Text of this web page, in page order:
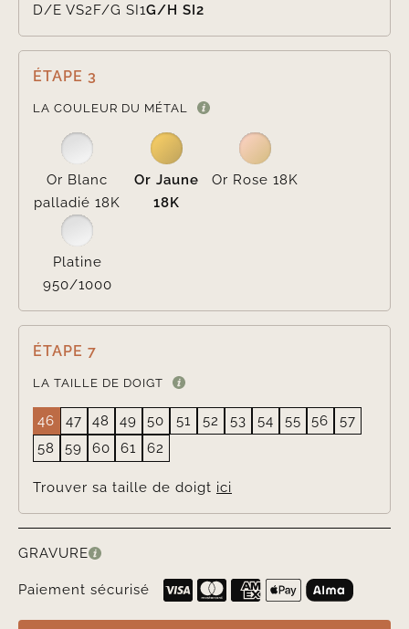
D/E VS2 F/G SI1G/H SI2
ÉTAPE 3
LA COULEUR DU MÉTAL
Or Blanc
palladié 18K
Or Jaune
18K
Or Rose 18K
Platine
950/1000
ÉTAPE 7
LA TAILLE DE DOIGT
46 47 48 49 50 51 52 53 54 55 56
57
58
59 60 61 62
Trouver sa taille de doigt ici
GRAVURE
Paiement sécurisé